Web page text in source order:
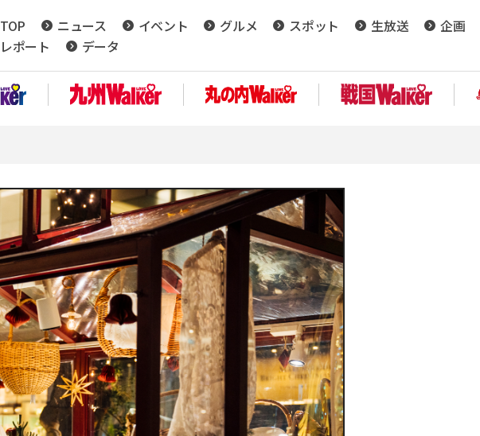
TOP ニュース イベント グルメ スポット 生放送 企画
レポート
データ